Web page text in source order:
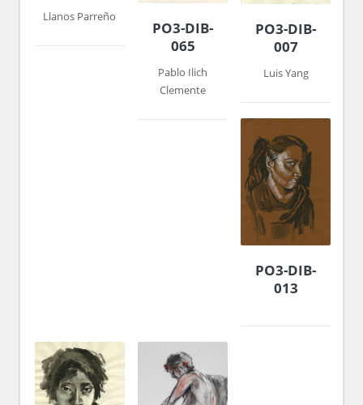
Llanos Parreño
PO3-DIB-
065
Pablo Ilich
Clemente
PO3-DIB-
007
Luis Yang
PO3-DIB-
013